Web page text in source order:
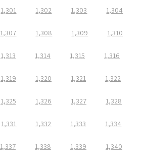
1,301 1,302 1,303 1,304
1,307 1,308 1,309 1,310
1,313 1,314 1,315 1,316
1,319 1,320 1,321 1,322
1,325 1,326 1,327 1,328
1,331 1,332 1,333 1,334
1,337 1,338 1,339 1,340